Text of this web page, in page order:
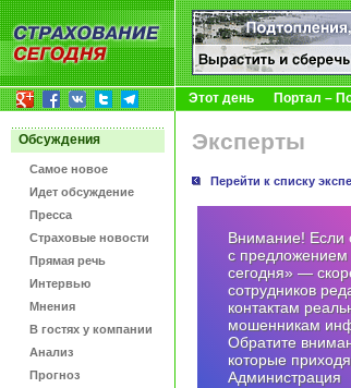
Этот день Портал –
Обсуждения
Самое новое
Идет обсуждение
Пресса
Страховые новости
Прямая речь
Интервью
Мнения
В гостях у компании
Анализ
Прогноз
Эксперты
Перейти к списку
Внимание! Если
с
сегодня» —
сотрудников
контактам
мошенникам
Обратите
которые
Администрация